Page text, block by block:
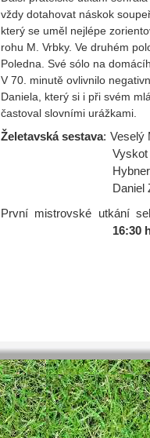
vždy dotahovat náskok
který se uměl nejlépe
rohu M. Vrbky. Ve druhém
Poledna. Své sólo na
V 70. minutě ovlivnilo
Daniela, který si i při svém
častoval slovními urážkami.
Želetavská sestava: Veselý
Daniel
První mistrovské utkání
16:30